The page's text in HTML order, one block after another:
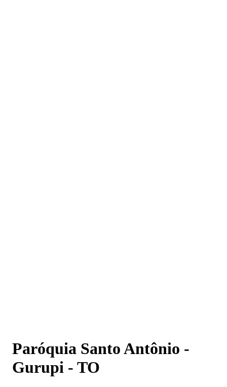
Paróquia Santo Antônio -
Gurupi - TO